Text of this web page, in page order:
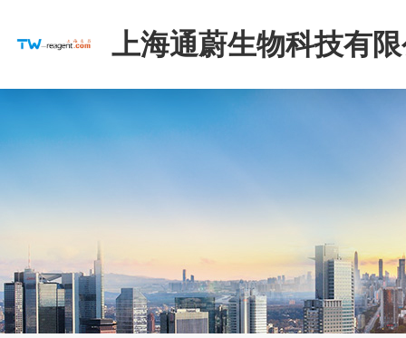
上海通蔚生物科技有